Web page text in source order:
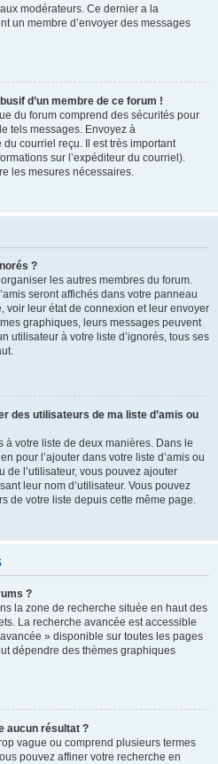
modérateurs. Ce dernier a la
un membre d’envoyer des messages
d’un membre de ce forum !
du forum comprend des sécurités pour
tels messages. Envoyez à
du courriel reçu. Il est très important
sur l’expéditeur du courriel).
les mesures nécessaires.
?
les autres membres du forum.
seront affichés dans votre panneau
voir leur état de connexion et leur envoyer
graphiques, leurs messages peuvent
utilisateur à votre liste d’ignorés, tous ses
des utilisateurs de ma liste d’amis ou
votre liste de deux manières. Dans le
pour l’ajouter dans votre liste d’amis ou
de l’utilisateur, vous pouvez ajouter
leur nom d’utilisateur. Vous pouvez
de votre liste depuis cette même page.
?
la zone de recherche située en haut des
La recherche avancée est accessible
» disponible sur toutes les pages
dépendre des thèmes graphiques
aucun résultat ?
vague ou comprend plusieurs termes
pouvez affiner votre recherche en